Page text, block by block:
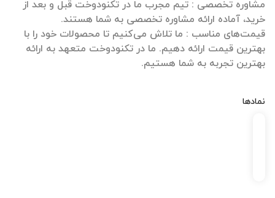
مشاوره تخصصی : تیم مجرب ما در تکنودوخت قبل و بعد از
قیمت‌های مناسب : ما تلاش می‌کنیم تا محصولات خود را با
بهترین قیمت ارائه دهیم. ما در تکنودوخت متعهد به ارائه
بهترین تجربه به شما هستیم.
نمادها